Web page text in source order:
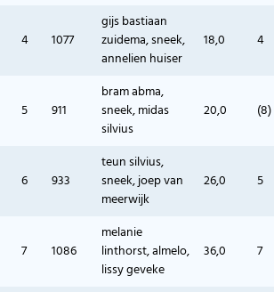
4 1077
gijs bastiaan
zuidema, sneek,
annelien huiser
18,0 4
5 911
bram abma,
sneek, midas
silvius
20,0 (8)
6 933
teun silvius,
sneek, joep van
meerwijk
26,0 5
7 1086
melanie
linthorst, almelo,
lissy geveke
36,0 7